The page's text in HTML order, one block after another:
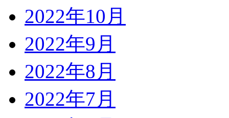
2022年10月
2022年9月
2022年8月
2022年7月